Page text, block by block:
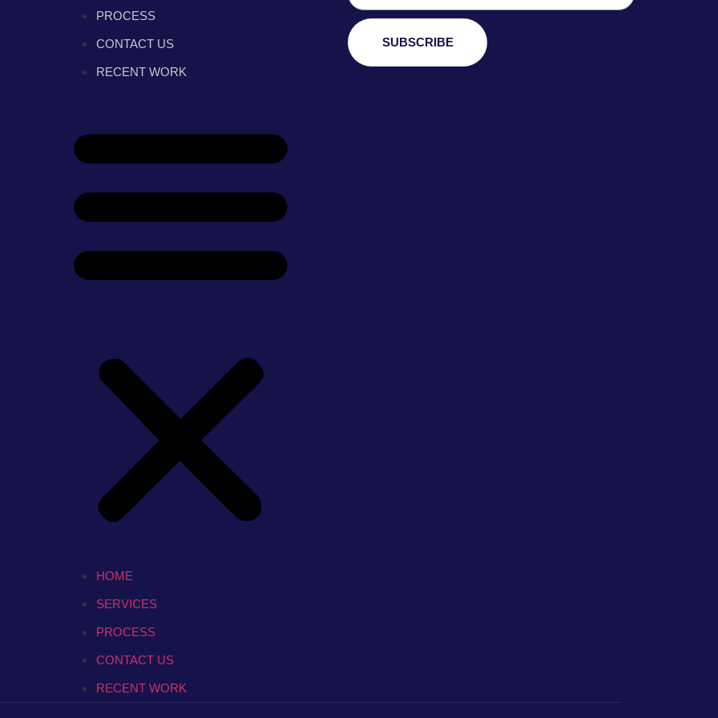
PROCESS
CONTACT US
RECENT WORK
HOME
SERVICES
PROCESS
CONTACT US
RECENT WORK
SUBSCRIBE